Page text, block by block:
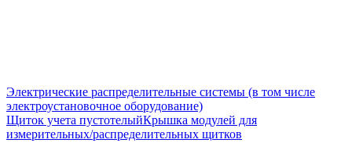
Электрические распределительные системы (в том числе
электроустановочное оборудование)
Щиток учета пустотелыйКрышка модулей для
измерительных/распределительных щитков